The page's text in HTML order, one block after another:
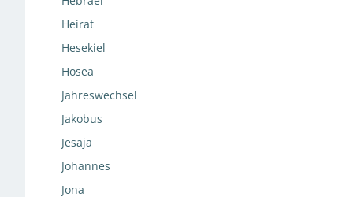
Heirat
Hesekiel
Hosea
Jahreswechsel
Jakobus
Jesaja
Johannes
Jona